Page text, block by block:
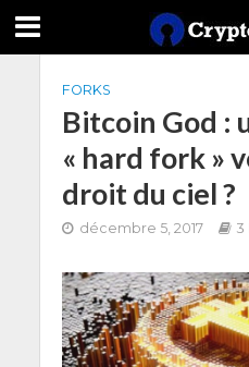
FORKS
Bitcoin God :
« hard fork »
droit du ciel ?
décembre 5, 2017 3